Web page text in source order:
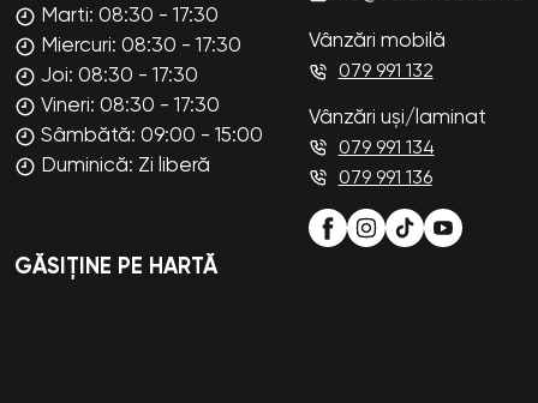
Marti: 08:30 - 17:30
Miercuri: 08:30 - 17:30
Joi: 08:30 - 17:30
Vineri: 08:30 - 17:30
Sâmbătă: 09:00 - 15:00
Duminică: Zi liberă
Vânzări mobilă
079 991 132
Vânzări uși/laminat
079 991 134
079 991 136
GĂSIȚINE PE HARTĂ